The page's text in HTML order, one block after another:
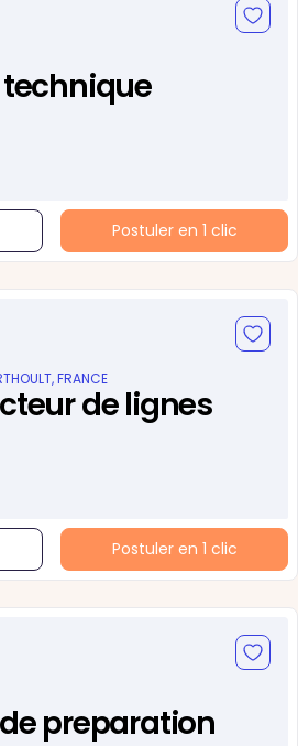
Postuler en 1 clic
FRANCE
de lignes
Postuler en 1 clic
preparation